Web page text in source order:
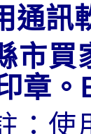
通訊
市買
章
：使